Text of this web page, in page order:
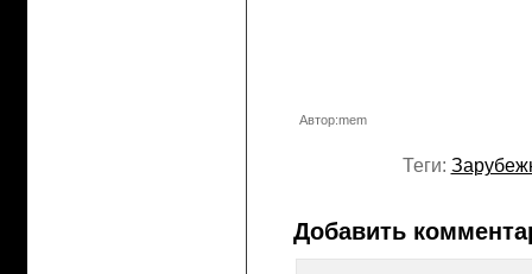
Автор:mem
Теги:
Добавить